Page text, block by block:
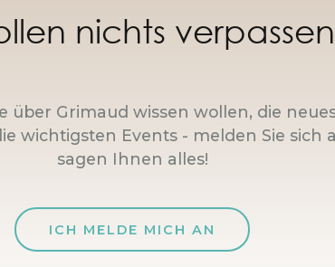
nichts
über Grimaud wissen wollen, die
wichtigsten Events - melden Sie sich
sagen Ihnen alles!
ICH MELDE MICH AN